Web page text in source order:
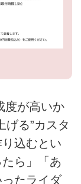
度が高いか
げる”カスタ
込むとい
ら」「あ
たライダ